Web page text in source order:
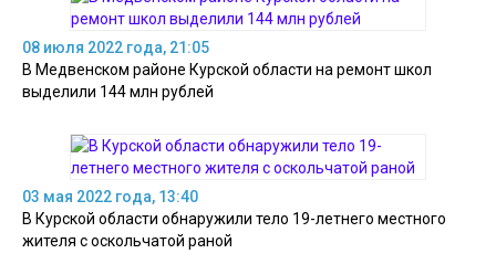
08 июля 2022 года, 21:05
В Медвенском районе Курской области на ремонт школ
выделили 144 млн рублей
03 мая 2022 года, 13:40
В Курской области обнаружили тело 19-летнего местного
жителя с оскольчатой раной